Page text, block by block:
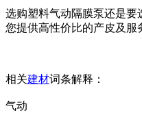
选购塑料气动隔膜泵还是要
您提供高性价比的产皮及
相关建材词条解释：
气动